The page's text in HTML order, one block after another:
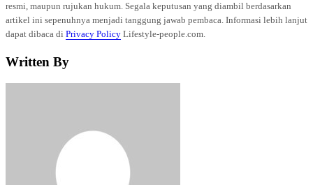
resmi, maupun rujukan hukum. Segala keputusan yang diambil berdasarkan
artikel ini sepenuhnya menjadi tanggung jawab pembaca. Informasi lebih lanjut
dapat dibaca di Privacy Policy Lifestyle-people.com.
Written By